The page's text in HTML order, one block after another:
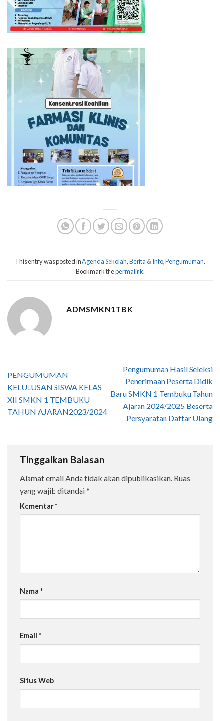
This entry was posted inAgenda Sekolah,Berita & Info,Pengumuman.
Bookmark thepermalink.
ADMSMKN1TBK
PENGUMUMAN
KELULUSAN SISWA KELAS
XII SMKN 1 TEMBUKU
TAHUN AJARAN2023/2024
Pengumuman Hasil Seleksi
Penerimaan Peserta Didik
Baru SMKN 1 Tembuku Tahun
Ajaran 2024/2025 Beserta
Persyaratan Daftar Ulang
Tinggalkan Balasan
Alamat email Anda tidak akan dipublikasikan. Ruas
yang wajib ditandai*
Komentar*
Nama *
Email *
Situs Web